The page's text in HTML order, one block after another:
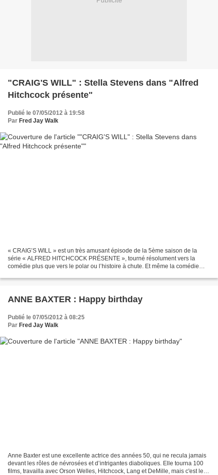
"CRAIG'S WILL" : Stella Stevens dans "Alfred
Hitchcock présente"
Publié le 07/05/2012 à 19:58
Par Fred Jay Walk
« CRAIG’S WILL » est un très amusant épisode de la 5ème saison de la
série « ALFRED HITCHCOCK PRÉSENTE », tourné résolument vers la
comédie plus que vers le polar ou l’histoire à chute. Et même la comédie
ANNE BAXTER : Happy birthday
Publié le 07/05/2012 à 08:25
Par Fred Jay Walk
Anne Baxter est une excellente actrice des années 50, qui ne recula jamais
devant les rôles de névrosées et d’intrigantes diaboliques. Elle tourna 100
films, travailla avec Orson Welles, Hitchcock, Lang et DeMille, mais c'est le